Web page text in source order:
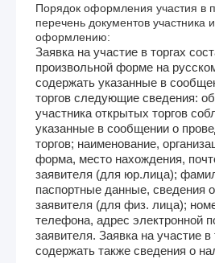
Порядок оформления участия в
перечень документов участника
оформлению:
Заявка на участие в торгах
произвольной форме на
содержать указанные в
торгов следующие сведения:
участника открытых торгов
указанные в сообщении о
торгов; наименование,
форма, место нахождения,
заявителя (для юр.лица);
паспортные данные, сведения
заявителя (для физ. лица);
телефона, адрес электронной
заявителя. Заявка на участие
содержать также сведения о